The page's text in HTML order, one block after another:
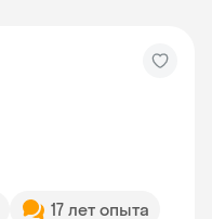
17 лет опыта